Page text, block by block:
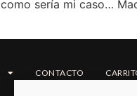
sería mi caso…
CONTACTO